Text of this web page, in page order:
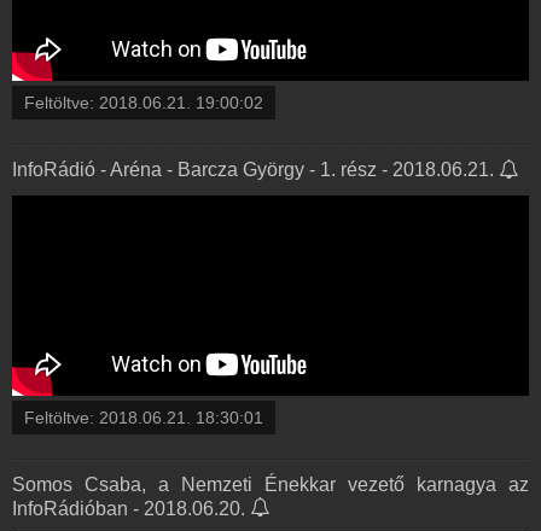
Feltöltve: 2018.06.21. 19:00:02
InfoRádió - Aréna - Barcza György - 1. rész - 2018.06.21.
Feltöltve: 2018.06.21. 18:30:01
Somos Csaba, a Nemzeti Énekkar vezető karnagya az
InfoRádióban - 2018.06.20.